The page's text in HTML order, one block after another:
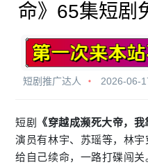
命》65集短剧
短剧推广达人 2026-06-
短剧 《穿越成濒死大帝，
演员有林宇、苏瑶等，林
给自己续命，一路打碟闯